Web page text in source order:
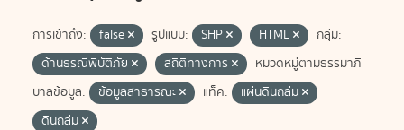
การเข้าถึง: false รูปแบบ: SHP HTML
กลุ่ม:
ด้านธรณีพิบัติภัย
สถิติทางการ
หมวดหมู่ตามธรรมาภิ
บาลข้อมูล:
ข้อมูลสาธารณะ แท็ค:
แผ่นดินถล่ม
ดินถล่ม